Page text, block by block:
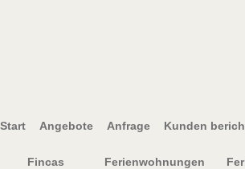
Start Angebote Anfrage Kunden
Fincas
Ferienwohnungen